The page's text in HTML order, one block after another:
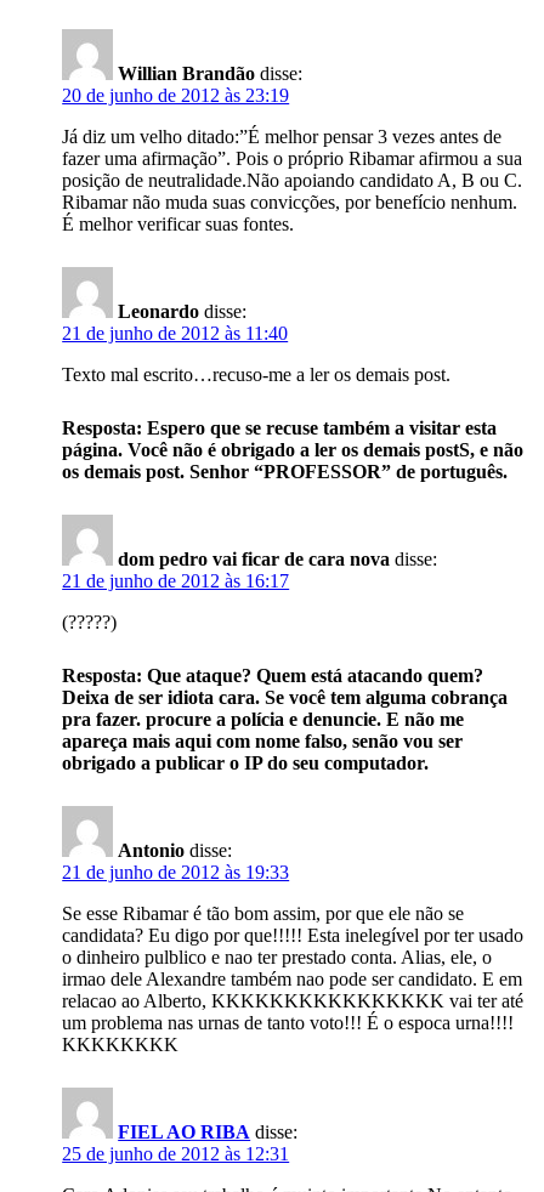
Willian Brandão disse:
20 de junho de 2012 às 23:19
Já diz um velho ditado:”É melhor pensar 3 vezes antes de
fazer uma afirmação”. Pois o próprio Ribamar afirmou a sua
posição de neutralidade.Não apoiando candidato A, B ou C.
Ribamar não muda suas convicções, por benefício nenhum.
É melhor verificar suas fontes.
Leonardo disse:
21 de junho de 2012 às 11:40
Texto mal escrito…recuso-me a ler os demais post.
Resposta: Espero que se recuse também a visitar esta
página. Você não é obrigado a ler os demais postS, e não
os demais post. Senhor “PROFESSOR” de português.
dom pedro vai ficar de cara nova disse:
21 de junho de 2012 às 16:17
(?????)
Resposta: Que ataque? Quem está atacando quem?
Deixa de ser idiota cara. Se você tem alguma cobrança
pra fazer. procure a polícia e denuncie. E não me
apareça mais aqui com nome falso, senão vou ser
obrigado a publicar o IP do seu computador.
Antonio disse:
21 de junho de 2012 às 19:33
Se esse Ribamar é tão bom assim, por que ele não se
candidata? Eu digo por que!!!!! Esta inelegível por ter usado
o dinheiro pulblico e nao ter prestado conta. Alias, ele, o
irmao dele Alexandre também nao pode ser candidato. E em
relacao ao Alberto, KKKKKKKKKKKKKKKK vai ter até
um problema nas urnas de tanto voto!!! É o espoca urna!!!!
KKKKKKKK
FIEL AO RIBA disse:
25 de junho de 2012 às 12:31